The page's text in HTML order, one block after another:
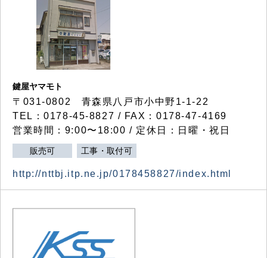
鍵屋ヤマモト
〒031-0802 青森県八戸市小中野1-1-22
TEL：0178-45-8827 / FAX：0178-47-4169
営業時間：9:00〜18:00 / 定休日：日曜・祝日
販売可 工事・取付可
http://nttbj.itp.ne.jp/0178458827/index.html